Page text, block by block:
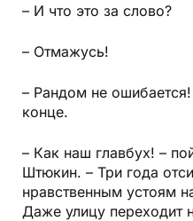
– И что это за слово?
– Отмажусь!
– Рандом не
конце.
– Как наш главбух! –
Штюкин. – Три года
нравственным устоям
Даже улицу переходит